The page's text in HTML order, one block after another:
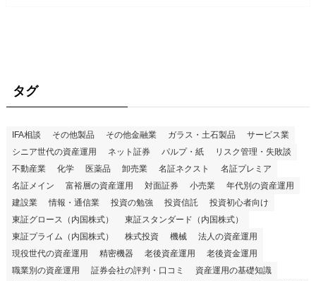
タグ
IFA相談 その他製品 その他金融業 ガラス・土石製品
サービス業
シニア世代の資産運用
ネット証券 パルプ・紙
リスク管理・失敗談
不動産業
化学 医薬品 卸売業 名証ネクスト
名証プレミア
名証メイン
富裕層の資産運用 対面証券 小売業
年代別の資産運用
建設業
情報・通信業 投資の勉強 投資信託
投資初心者向け
東証グロース（内国株式）
東証スタンダード（内国株式）
東証プライム（内国株式）
株式投資 機械
法人の資産運用
現役世代の資産運用
精密機器 老後資産運用
老後資金運用
職業別の資産運用
証券会社の評判・口コミ
資産運用の基礎知識